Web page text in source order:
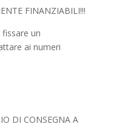
FINANZIABILI!!!
un
ai numeri
DI CONSEGNA A